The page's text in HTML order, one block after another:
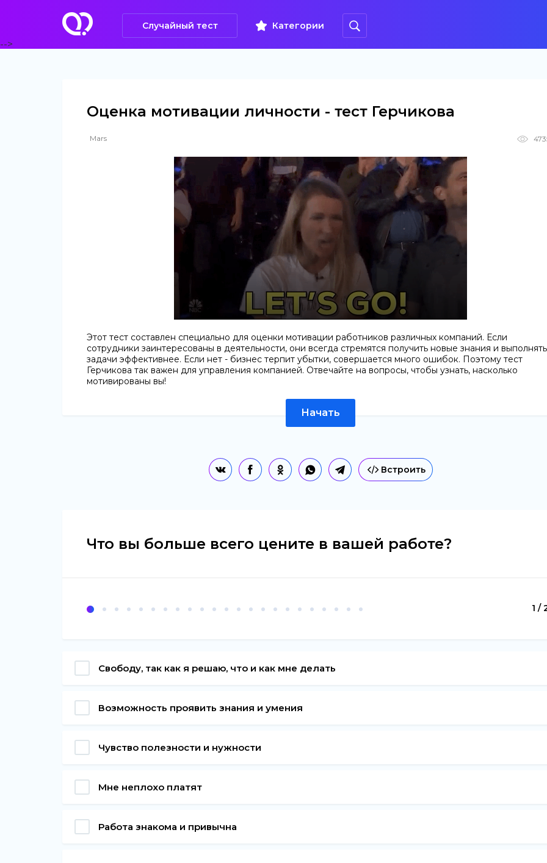
Случайный тест Категории
-->
Оценка мотивации личности - тест Герчикова
Mars
Этот тест составлен специально для оценки мотивации работников различных компаний. Если
сотрудники заинтересованы в деятельности, они всегда стремятся получить новые знания и выполнять
задачи эффективнее. Если нет - бизнес терпит убытки, совершается много ошибок. Поэтому тест
Герчикова так важен для управления компанией. Отвечайте на вопросы, чтобы узнать, насколько
мотивированы вы!
Начать
Встроить
Что вы больше всего цените в вашей работе?
1 /
Свободу, так как я решаю, что и как мне делать
Возможность проявить знания и умения
Чувство полезности и нужности
Мне неплохо платят
Работа знакома и привычна